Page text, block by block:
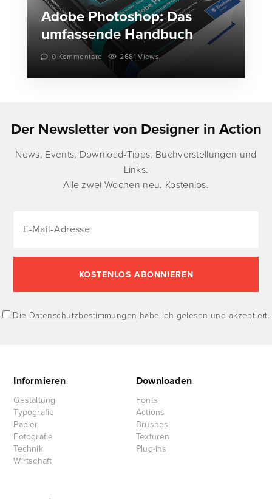
Adobe Photoshop: Das
umfassende Handbuch
0 Kommentare 2681 Views
Der Newsletter von Designer in Action
News, Events, Download-Tipps, Buchvorstellungen und
Links.
Alle zwei Wochen neu. Kostenlos.
Die Datenschutzbestimmungen habe ich gelesen und akzeptiert.
Informieren
Gestaltung
Typografie
Papier
Fotografie
Technik
Wirtschaft
Downloaden
Fonts
Actions
Brushes
Texturen
Plug-ins